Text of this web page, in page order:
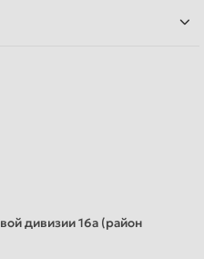
дивизии 16а (район